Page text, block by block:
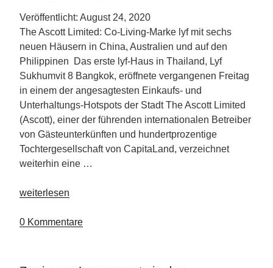
Veröffentlicht: August 24, 2020
The Ascott Limited: Co-Living-Marke lyf mit sechs
neuen Häusern in China, Australien und auf den
Philippinen Das erste lyf-Haus in Thailand, Lyf
Sukhumvit 8 Bangkok, eröffnete vergangenen Freitag
in einem der angesagtesten Einkaufs- und
Unterhaltungs-Hotspots der Stadt The Ascott Limited
(Ascott), einer der führenden internationalen Betreiber
von Gästeunterkünften und hundertprozentige
Tochtergesellschaft von CapitaLand, verzeichnet
weiterhin eine …
„Ascott
eröffnet
Co-
weiterlesen
0 Kommentare